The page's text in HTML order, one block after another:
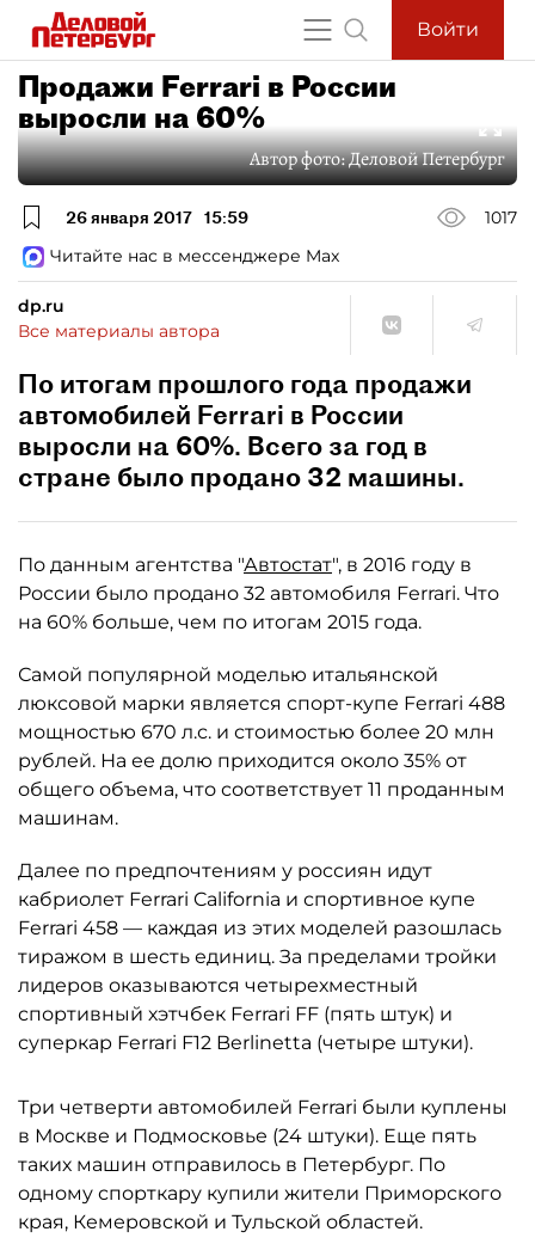
Войти
Продажи Ferrari в России
выросли на 60%
Автор фото:Деловой Петербург
26 января 2017 15:59
1017
Читайте нас в мессенджере Max
dp.ru
Все материалы автора
По итогам прошлого года продажи
автомобилей Ferrari в России
выросли на 60%. Всего за год в
стране было продано 32 машины.
По данным агентства "Автостат", в 2016 году в
России было продано 32 автомобиля Ferrari. Что
на 60% больше, чем по итогам 2015 года.
Самой популярной моделью итальянской
люксовой марки является спорт-купе Ferrari 488
мощностью 670 л.с. и стоимостью более 20 млн
рублей. На ее долю приходится около 35% от
общего объема, что соответствует 11 проданным
машинам.
Далее по предпочтениям у россиян идут
кабриолет Ferrari California и спортивное купе
Ferrari 458 — каждая из этих моделей разошлась
тиражом в шесть единиц. За пределами тройки
лидеров оказываются четырехместный
спортивный хэтчбек Ferrari FF (пять штук) и
суперкар Ferrari F12 Berlinetta (четыре штуки).
Три четверти автомобилей Ferrari были куплены
в Москве и Подмосковье (24 штуки). Еще пять
таких машин отправилось в Петербург. По
одному спорткару купили жители Приморского
края, Кемеровской и Тульской областей.